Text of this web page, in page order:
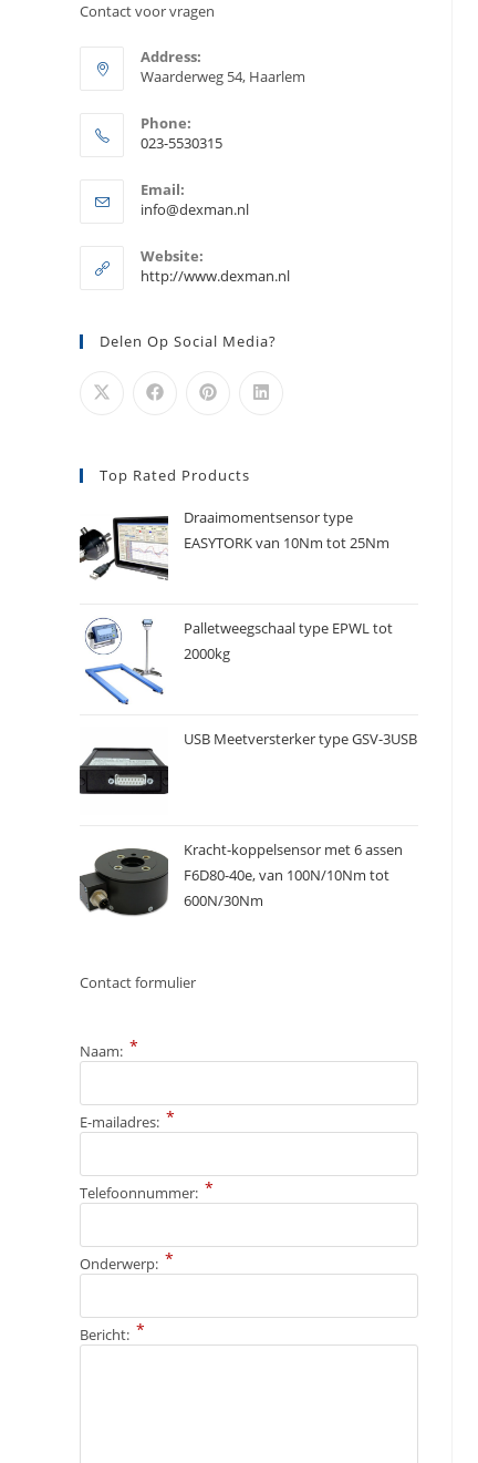
Contact voor vragen
Address:
Waarderweg 54, Haarlem
Phone:
023-5530315
in
je
toepassing
Email:
info@dexman.nlOpent
toepassing
Website:
http://www.dexman.nl
Delen Op Social Media?
Top Rated Products
Draaimomentsensor type
EASYTORK van 10Nm tot 25Nm
Palletweegschaal type EPWL tot
2000kg
USB Meetversterker type GSV-3USB
Kracht-koppelsensor met 6 assen
F6D80-40e, van 100N/10Nm tot
600N/30Nm
Contact formulier
Naam: *
E-mailadres: *
Telefoonnummer: *
Onderwerp: *
Bericht: *